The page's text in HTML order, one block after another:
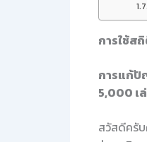
การใช้ส
การแก้ปั
5,000 เ
สวัสดีครั